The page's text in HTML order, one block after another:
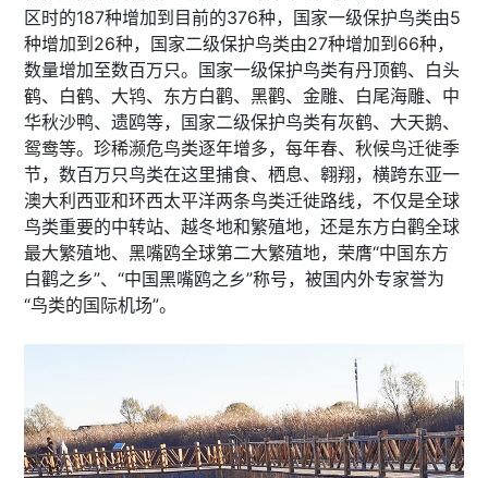
区时的187种增加到目前的376种，国家一级保护鸟类由5
种增加到26种，国家二级保护鸟类由27种增加到66种，
数量增加至数百万只。国家一级保护鸟类有丹顶鹤、白头
鹤、白鹤、大鸨、东方白鹳、黑鹳、金雕、白尾海雕、中
华秋沙鸭、遗鸥等，国家二级保护鸟类有灰鹤、大天鹅、
鸳鸯等。珍稀濒危鸟类逐年增多，每年春、秋候鸟迁徙季
节，数百万只鸟类在这里捕食、栖息、翱翔，横跨东亚一
澳大利西亚和环西太平洋两条鸟类迁徙路线，不仅是全球
鸟类重要的中转站、越冬地和繁殖地，还是东方白鹳全球
最大繁殖地、黑嘴鸥全球第二大繁殖地，荣膺“中国东方
白鹳之乡”、“中国黑嘴鸥之乡”称号，被国内外专家誉为
“鸟类的国际机场”。